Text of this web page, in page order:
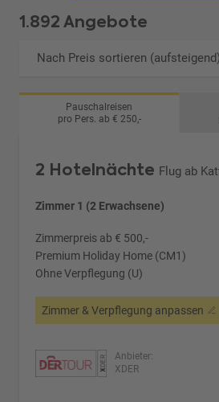
1.892 Angebote
Nach Preis sortieren (aufsteigend)
Pauschalreisen
pro Pers. ab € 250,-
2 Hotelnächte Flug ab
Zimmer 1 (2 Erwachsene)
Zimmerpreis ab € 500,-
Premium Holiday Home (CM1)
Ohne Verpflegung (U)
Zimmer & Verpflegung anpassen
Anbieter:
XDER